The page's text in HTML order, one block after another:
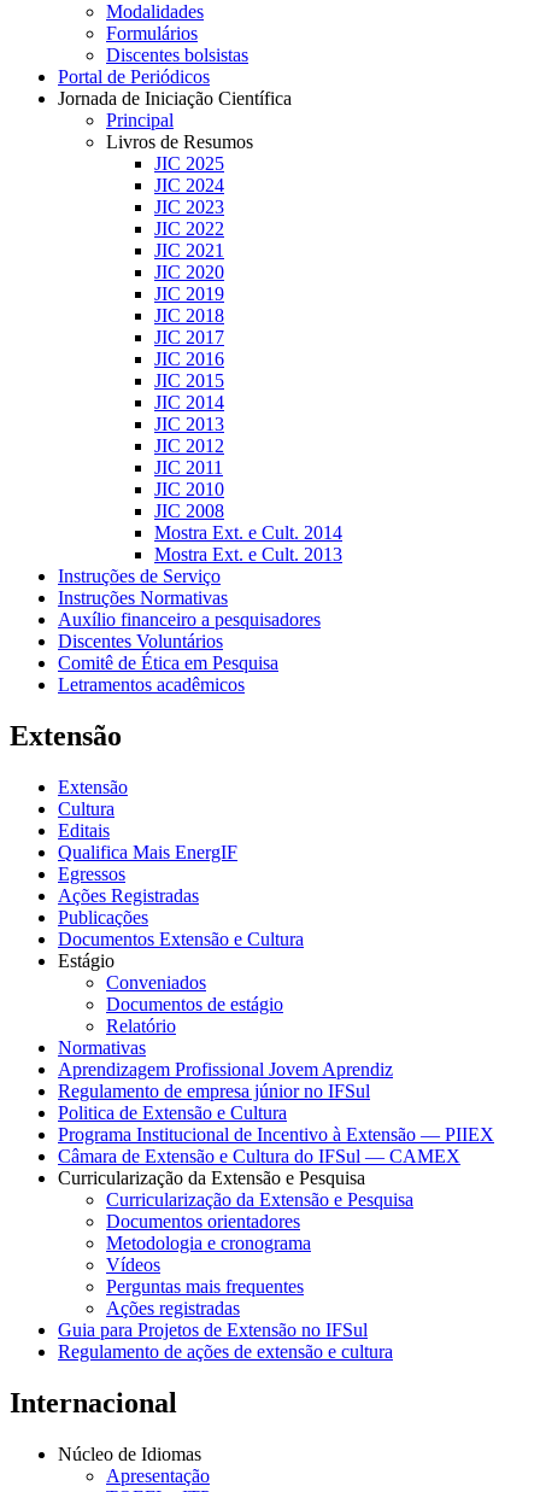
Modalidades
Formulários
Discentes bolsistas
Portal de Periódicos
Jornada de Iniciação Científica
Principal
Livros de Resumos
JIC 2025
JIC 2024
JIC 2023
JIC 2022
JIC 2021
JIC 2020
JIC 2019
JIC 2018
JIC 2017
JIC 2016
JIC 2015
JIC 2014
JIC 2013
JIC 2012
JIC 2011
JIC 2010
JIC 2008
Mostra Ext. e Cult. 2014
Mostra Ext. e Cult. 2013
Instruções de Serviço
Instruções Normativas
Auxílio financeiro a pesquisadores
Discentes Voluntários
Comitê de Ética em Pesquisa
Letramentos acadêmicos
Extensão
Extensão
Cultura
Editais
Qualifica Mais EnergIF
Egressos
Ações Registradas
Publicações
Documentos Extensão e Cultura
Estágio
Conveniados
Documentos de estágio
Relatório
Normativas
Aprendizagem Profissional Jovem Aprendiz
Regulamento de empresa júnior no IFSul
Politica de Extensão e Cultura
Programa Institucional de Incentivo à Extensão — PIIEX
Câmara de Extensão e Cultura do IFSul — CAMEX
Curricularização da Extensão e Pesquisa
Curricularização da Extensão e Pesquisa
Documentos orientadores
Metodologia e cronograma
Vídeos
Perguntas mais frequentes
Ações registradas
Guia para Projetos de Extensão no IFSul
Regulamento de ações de extensão e cultura
Internacional
Núcleo de Idiomas
Apresentação